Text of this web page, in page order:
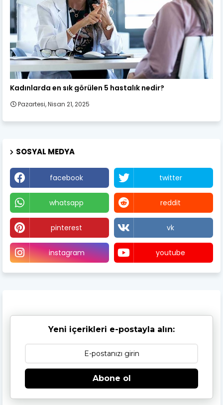
Kadın Sağlığı
Kadınlarda en sık görülen 5 hastalık nedir?
Pazartesi, Nisan 21, 2025
SOSYAL MEDYA
facebook twitter
whatsapp reddit
pinterest vk
instagram youtube
Yeni içerikleri e-postayla alın:
Abone ol